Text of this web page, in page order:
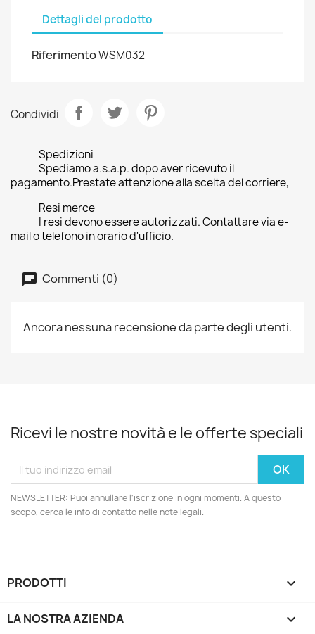
Dettagli del prodotto
RiferimentoWSM032
Condividi
Spedizioni
Spediamo a.s.a.p. dopo aver ricevuto il
pagamento.Prestate attenzione alla scelta del corriere,
Resi merce
I resi devono essere autorizzati. Contattare via e-
mail o telefono in orario d'ufficio.
Commenti (0)
Ancora nessuna recensione da parte degli utenti.
Ricevi le nostre novità e le offerte speciali
NEWSLETTER: Puoi annullare l'iscrizione in ogni momenti. A questo
scopo, cerca le info di contatto nelle note legali.
PRODOTTI 
LA NOSTRA AZIENDA 